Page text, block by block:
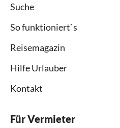
Suche
So funktioniert`s
Reisemagazin
Hilfe Urlauber
Kontakt
Für Vermieter